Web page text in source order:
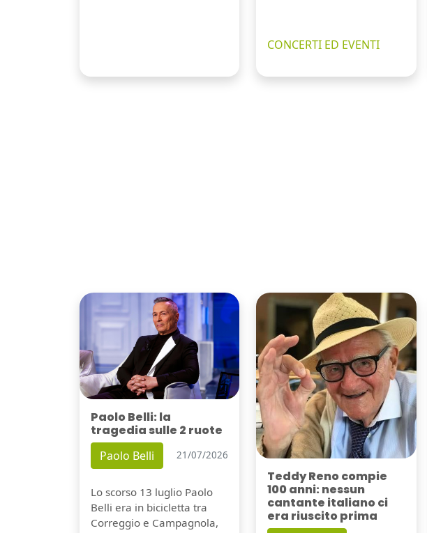
CONCERTI ED EVENTI
Paolo Belli: la
tragedia sulle 2 ruote
Paolo Belli 21/07/2026
Lo scorso 13 luglio Paolo
Belli era in bicicletta tra
Correggio e Campagnola,
Teddy Reno compie
100 anni: nessun
cantante italiano ci
era riuscito prima